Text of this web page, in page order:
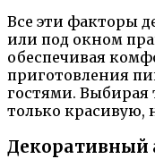
Все эти факторы
или под окном
обеспечивая
приготовления
гостями. Выбирая
только
Декоративный